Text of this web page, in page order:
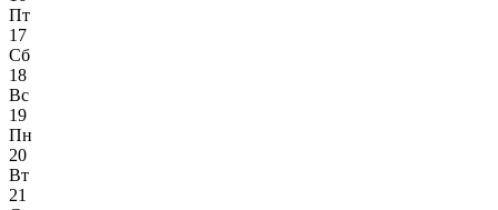
Пт
17
Сб
18
Вс
19
Пн
20
Вт
21